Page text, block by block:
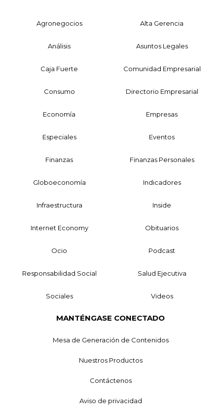
Agronegocios Alta Gerencia
Análisis Asuntos Legales
Caja Fuerte Comunidad Empresarial
Consumo Directorio Empresarial
Economía Empresas
Especiales Eventos
Finanzas Finanzas Personales
Globoeconomía Indicadores
Infraestructura Inside
Internet Economy Obituarios
Ocio Podcast
Responsabilidad Social Salud Ejecutiva
Sociales Videos
MANTÉNGASE CONECTADO
Mesa de Generación de Contenidos
Nuestros Productos
Contáctenos
Aviso de privacidad